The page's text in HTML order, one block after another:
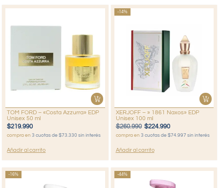
TOM FORD – «Costa Azzurra» EDP
Unisex 50 ml
$219.990
compra en3 cuotas de $73.330 sin interés
Añadir al carrito
-14%
XERJOFF – » 1861 Naxos» EDP
Unisex 100 ml
$260.990 $224.990
compra en 3 cuotas de $74.997 sin interés
Añadir al carrito
-16% -44%